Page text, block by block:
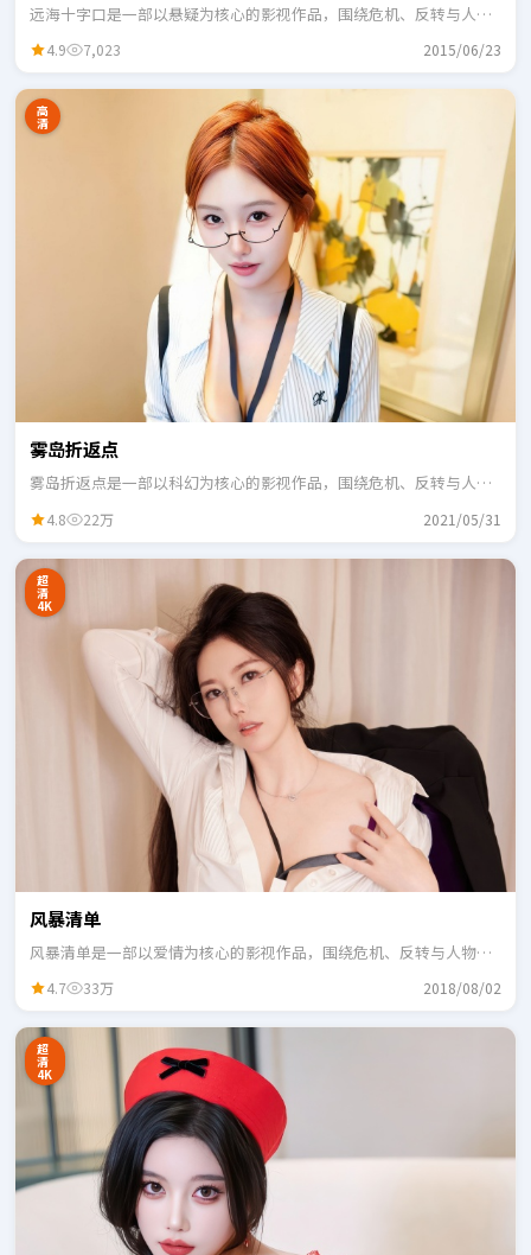
远海十字口是一部以悬疑为核心的影视作品，围绕危机、反转与人物
4.9 7,023 2015/06/23
高
清
雾岛折返点
雾岛折返点是一部以科幻为核心的影视作品，围绕危机、反转与人物
4.8 22万 2021/05/31
超
清
4K
风暴清单
风暴清单是一部以爱情为核心的影视作品，围绕危机、反转与人物成
4.7 33万 2018/08/02
超
清
4K